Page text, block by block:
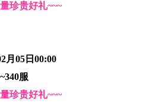
珍贵好礼~~~
月05日00:00
服
珍贵好礼~~~